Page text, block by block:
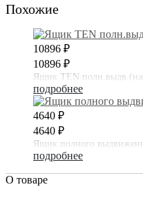
Похожие
10896 ₽
10896 ₽
Ящик TEN
подробнее
4640 ₽
4640 ₽
Ящик полного
подробнее
О товаре